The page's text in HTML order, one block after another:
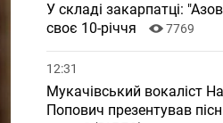
У складі закарпатці:
своє 10-річчя
7769
12:31
Мукачівський вокаліст
Попович презентував